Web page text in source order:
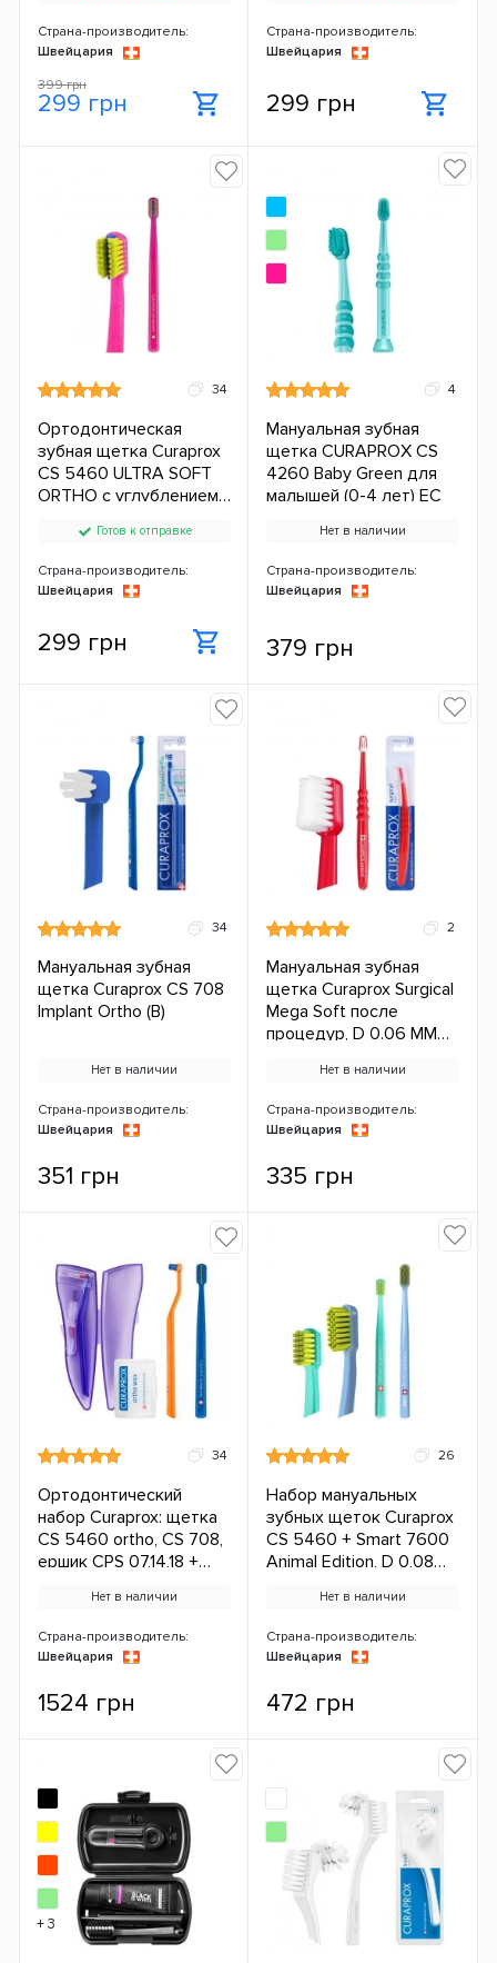
Страна-производитель:
Швейцария
399 грн
299 грн
Страна-производитель:
Швейцария
299 грн
34
Ортодонтическая
зубная щетка Curaprox
CS 5460 ULTRA SOFT
ORTHO с углублением,
Готов к отправке
Страна-производитель:
Швейцария
299 грн
4
Мануальная зубная
щетка CURAPROX CS
4260 Baby Green для
малышей (0-4 лет) ЕС
Нет в наличии
Страна-производитель:
Швейцария
379 грн
34
Мануальная зубная
щетка Curaprox CS 708
Implant Ortho (B)
Нет в наличии
Страна-производитель:
Швейцария
351 грн
2
Мануальная зубная
щетка Curaprox Surgical
Mega Soft после
процедур, D 0.06 MM
Нет в наличии
Страна-производитель:
Швейцария
335 грн
34
Ортодонтический
набор Curaprox: щетка
CS 5460 ortho, CS 708,
ершик CPS 07,14,18 +
ортодонтический воск
Нет в наличии
Страна-производитель:
Швейцария
1524 грн
26
Набор мануальных
зубных щеток Curaprox
CS 5460 + Smart 7600
Animal Edition, D 0,08
Нет в наличии
Страна-производитель:
Швейцария
472 грн
+ 3